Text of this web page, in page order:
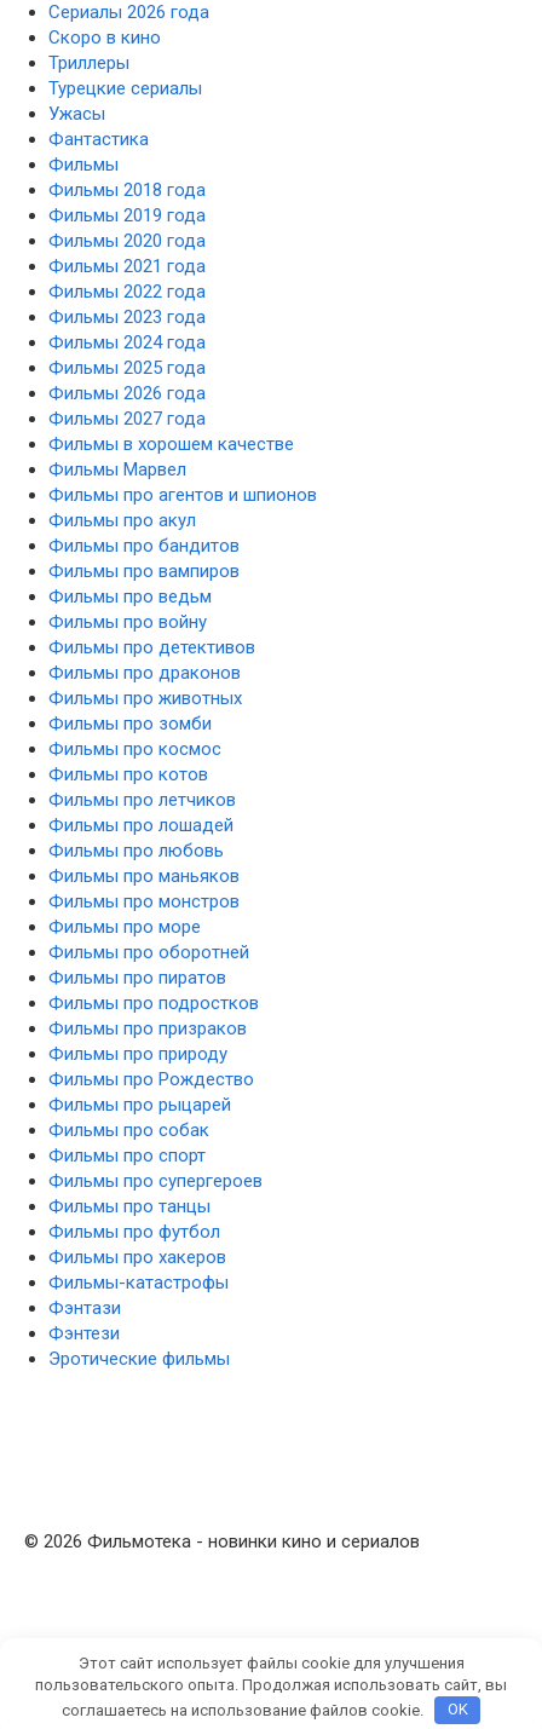
Сериалы 2026 года
Скоро в кино
Триллеры
Турецкие сериалы
Ужасы
Фантастика
Фильмы
Фильмы 2018 года
Фильмы 2019 года
Фильмы 2020 года
Фильмы 2021 года
Фильмы 2022 года
Фильмы 2023 года
Фильмы 2024 года
Фильмы 2025 года
Фильмы 2026 года
Фильмы 2027 года
Фильмы в хорошем качестве
Фильмы Марвел
Фильмы про агентов и шпионов
Фильмы про акул
Фильмы про бандитов
Фильмы про вампиров
Фильмы про ведьм
Фильмы про войну
Фильмы про детективов
Фильмы про драконов
Фильмы про животных
Фильмы про зомби
Фильмы про космос
Фильмы про котов
Фильмы про летчиков
Фильмы про лошадей
Фильмы про любовь
Фильмы про маньяков
Фильмы про монстров
Фильмы про море
Фильмы про оборотней
Фильмы про пиратов
Фильмы про подростков
Фильмы про призраков
Фильмы про природу
Фильмы про Рождество
Фильмы про рыцарей
Фильмы про собак
Фильмы про спорт
Фильмы про супергероев
Фильмы про танцы
Фильмы про футбол
Фильмы про хакеров
Фильмы-катастрофы
Фэнтази
Фэнтези
Эротические фильмы
© 2026 Фильмотека - новинки кино и сериалов
Этот сайт использует файлы cookie для улучшения
пользовательского опыта. Продолжая использовать сайт, вы
соглашаетесь на использование файлов cookie.
OK